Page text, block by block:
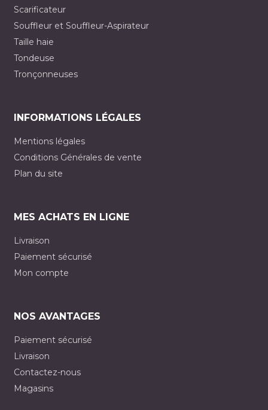
Scarificateur
Souffleur et Souffleur-Aspirateur
Taille haie
Tondeuse
Tronçonneuses
INFORMATIONS LÉGALES
Mentions légales
Conditions Générales de vente
Plan du site
MES ACHATS EN LIGNE
Livraison
Paiement sécurisé
Mon compte
NOS AVANTAGES
Paiement sécurisé
Livraison
Contactez-nous
Magasins